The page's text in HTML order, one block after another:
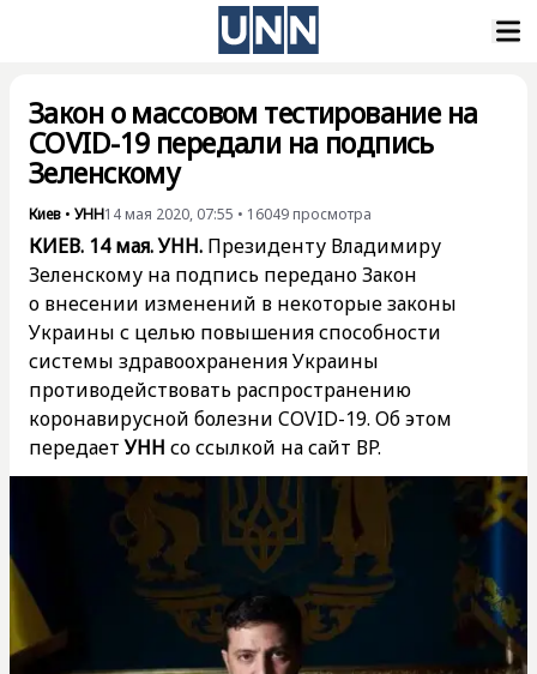
Закон о массовом тестирование на
COVID-19 передали на подпись
Зеленскому
Киев • УНН14 мая 2020, 07:55 • 16049 просмотра
КИЕВ. 14 мая. УНН. Президенту Владимиру
Зеленскому на подпись передано Закон
о внесении изменений в некоторые законы
Украины с целью повышения способности
системы здравоохранения Украины
противодействовать распространению
коронавирусной болезни COVID-19. Об этом
передаетУНН со ссылкой на сайт ВР.